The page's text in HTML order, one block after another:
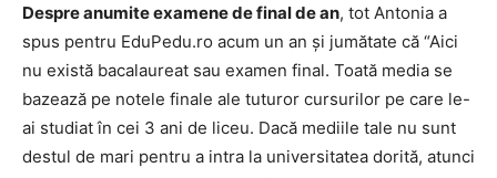
Despre anumite examene de final de an, tot Antonia a
spus pentru EduPedu.ro acum un an și jumătate că “Aici
nu există bacalaureat sau examen final. Toată media se
bazează pe notele finale ale tuturor cursurilor pe care le-
ai studiat în cei 3 ani de liceu. Dacă mediile tale nu sunt
destul de mari pentru a intra la universitatea dorită, atunci